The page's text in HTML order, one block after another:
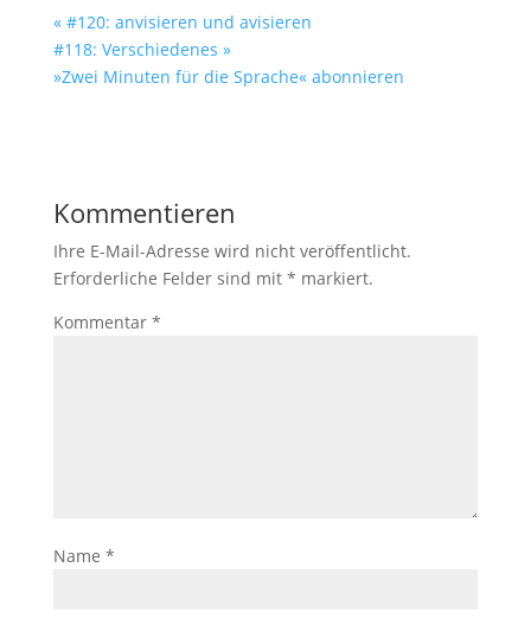
« #120: anvisieren und avisieren
#118: Verschiedenes »
»Zwei Minuten für die Sprache« abonnieren
Kommentieren
Ihre E-Mail-Adresse wird nicht veröffentlicht.
Erforderliche Felder sind mit * markiert.
Kommentar *
Name *